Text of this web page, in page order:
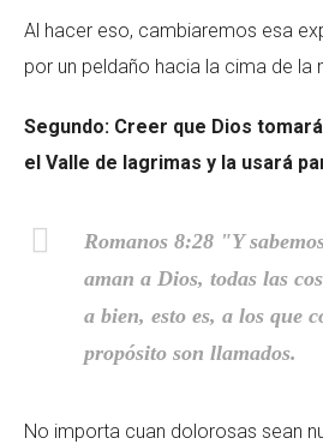
Al hacer eso, cambiaremos esa
por un peldaño hacia la cima de la
Segundo: Creer que Dios
el Valle de lagrimas y la usará
Romanos 8:28 "Y
aman a Dios, todas las
a bien, esto es, a los que
propósito son llamados.
No importa cuan dolorosas sean